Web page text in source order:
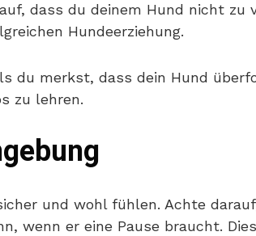
dass du deinem Hund nicht
Hundeerziehung.
du merkst, dass dein Hund
zu lehren.
und wohl fühlen. Achte
wenn er eine Pause braucht.